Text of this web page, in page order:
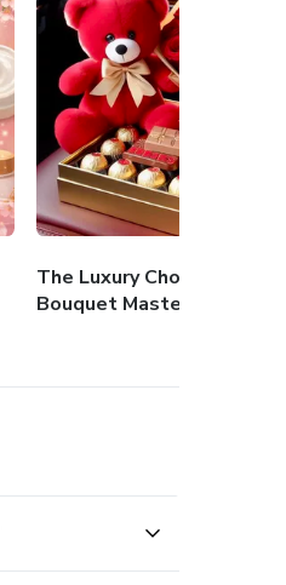
The Luxury Chocolate
Bouquet Masterclass 5.0.